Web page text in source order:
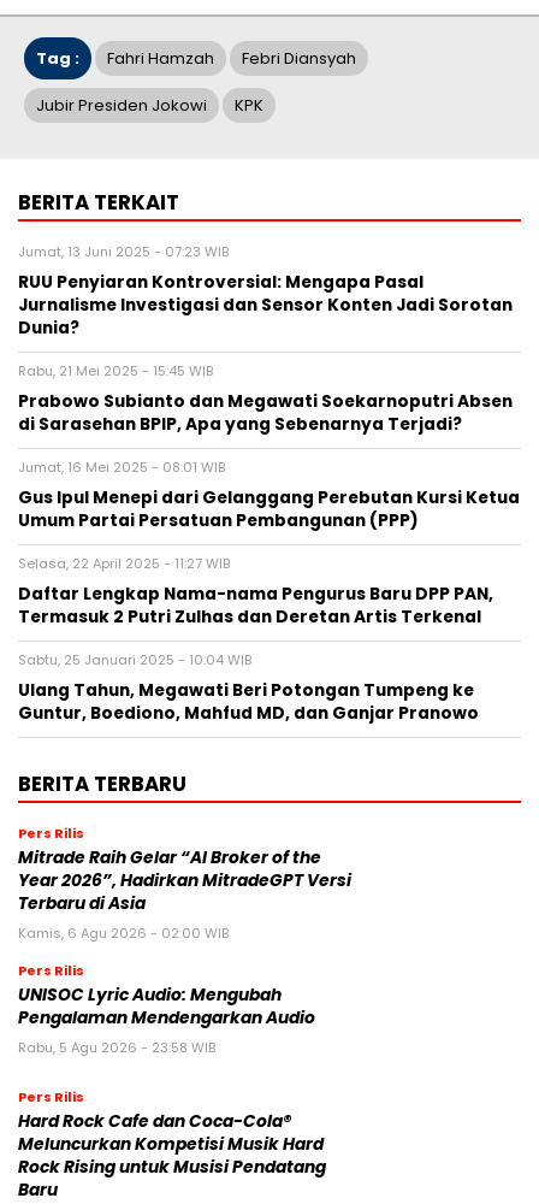
Tag : Fahri Hamzah Febri Diansyah
Jubir Presiden Jokowi KPK
BERITA TERKAIT
Jumat, 13 Juni 2025 - 07:23 WIB
RUU Penyiaran Kontroversial: Mengapa Pasal
Jurnalisme Investigasi dan Sensor Konten Jadi Sorotan
Dunia?
Rabu, 21 Mei 2025 - 15:45 WIB
Prabowo Subianto dan Megawati Soekarnoputri Absen
di Sarasehan BPIP, Apa yang Sebenarnya Terjadi?
Jumat, 16 Mei 2025 - 08:01 WIB
Gus Ipul Menepi dari Gelanggang Perebutan Kursi Ketua
Umum Partai Persatuan Pembangunan (PPP)
Selasa, 22 April 2025 - 11:27 WIB
Daftar Lengkap Nama-nama Pengurus Baru DPP PAN,
Termasuk 2 Putri Zulhas dan Deretan Artis Terkenal
Sabtu, 25 Januari 2025 - 10:04 WIB
Ulang Tahun, Megawati Beri Potongan Tumpeng ke
Guntur, Boediono, Mahfud MD, dan Ganjar Pranowo
BERITA TERBARU
Pers Rilis
Mitrade Raih Gelar “AI Broker of the
Year 2026”, Hadirkan MitradeGPT Versi
Terbaru di Asia
Kamis, 6 Agu 2026 - 02:00 WIB
Pers Rilis
UNISOC Lyric Audio: Mengubah
Pengalaman Mendengarkan Audio
Rabu, 5 Agu 2026 - 23:58 WIB
Pers Rilis
Hard Rock Cafe dan Coca-Cola®
Meluncurkan Kompetisi Musik Hard
Rock Rising untuk Musisi Pendatang
Baru